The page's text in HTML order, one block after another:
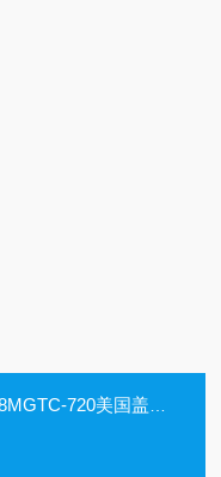
美国盖茨保力强同步带